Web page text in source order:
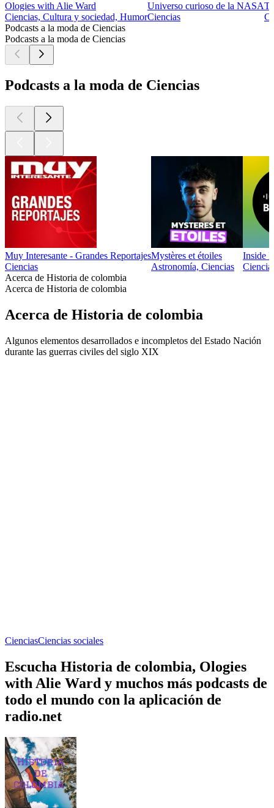
Ologies with Alie Ward
Ciencias, Cultura y sociedad, Humor
Universo curioso de la NASA
Ciencias
Podcasts a la moda de Ciencias
Podcasts a la moda de Ciencias
Podcasts a la moda de Ciencias
Muy Interesante - Grandes Reportajes
Ciencias
Mystères et étoiles
Astronomía, Ciencias
Inside
Acerca de Historia de colombia
Acerca de Historia de colombia
Acerca de Historia de colombia
Algunos elementos desarrollados e incompletos del Estado Nación
durante las guerras civiles del siglo XIX
CienciasCiencias sociales
Escucha Historia de colombia, Ologies
with Alie Ward y muchos más podcasts de
todo el mundo con la aplicación de
radio.net